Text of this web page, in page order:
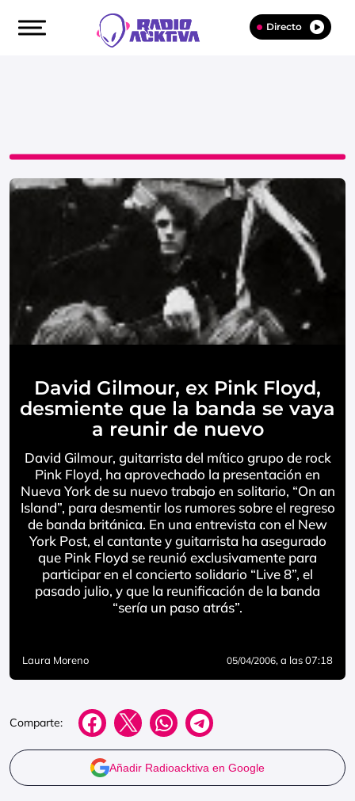
Directo
David Gilmour, ex Pink Floyd,
desmiente que la banda se vaya
a reunir de nuevo
David Gilmour, guitarrista del mítico grupo de rock
Pink Floyd, ha aprovechado la presentación en
Nueva York de su nuevo trabajo en solitario, “On an
Island”, para desmentir los rumores sobre el regreso
de banda británica. En una entrevista con el New
York Post, el cantante y guitarrista ha asegurado
que Pink Floyd se reunió exclusivamente para
participar en el concierto solidario “Live 8”, el
pasado julio, y que la reunificación de la banda
“sería un paso atrás”.
Laura Moreno 05/04/2006, a las 07:18
Comparte:
Añadir Radioacktiva en Google